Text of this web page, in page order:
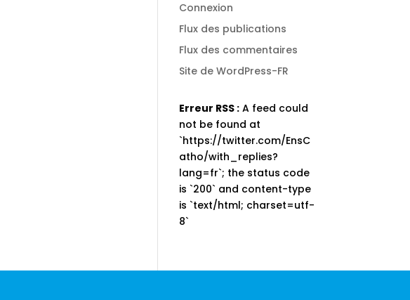
Connexion
Flux des publications
Flux des commentaires
Site de WordPress-FR
Erreur RSS : A feed could
not be found at
`https://twitter.com/EnsC
atho/with_replies?
lang=fr`; the status code
is `200` and content-type
is `text/html; charset=utf-
8`